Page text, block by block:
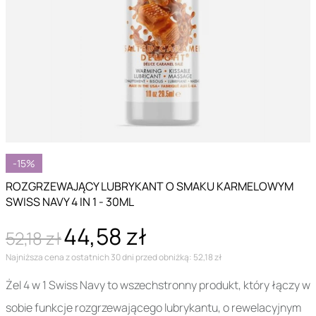
-15%
ROZGRZEWAJĄCY LUBRYKANT O SMAKU KARMELOWYM
SWISS NAVY 4 IN 1 - 30ML
52,18 zł44,58 zł
Najniższa cena z ostatnich 30 dni przed obniżką: 52,18 zł
Żel 4 w 1 Swiss Navy to wszechstronny produkt, który łączy w
sobie funkcje rozgrzewającego lubrykantu, o rewelacyjnym